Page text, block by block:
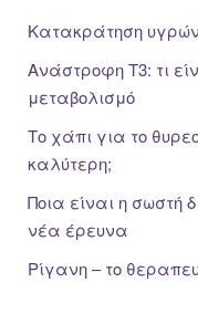
Κατακράτηση υγρών
Ανάστροφη Τ3: τι
μεταβολισμό
Το χάπι για το
καλύτερη;
Ποια είναι η σωστή
νέα έρευνα
Ρίγανη – το